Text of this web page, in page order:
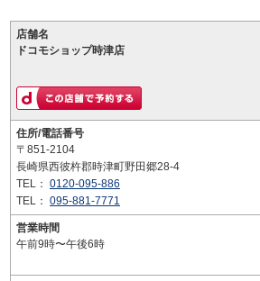
店舗名
ドコモショップ時津店
住所/電話番号
〒851-2104
長崎県西彼杵郡時津町野田郷28-4
TEL： 0120-095-886
TEL： 095-881-7771
営業時間
午前9時〜午後6時